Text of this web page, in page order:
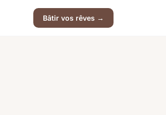
Bâtir vos rêves →